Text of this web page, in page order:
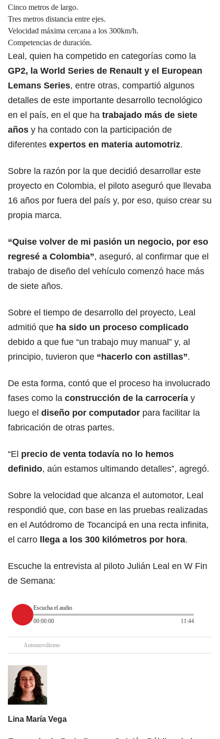
Cinco metros de largo.
Tres metros distancia entre ejes.
Velocidad máxima cercana a los 300km/h.
Competencias de duración.
Leal, quien ha competido en categorías como la
GP2, la World Series de Renault y el European
Lemans Series, entre otras, compartió algunos
detalles de este importante desarrollo tecnológico
en el país, en el que ha trabajado más de siete
años y ha contado con la participación de
diferentes expertos en materia automotriz.
Sobre la razón por la que decidió desarrollar este
proyecto en Colombia, el piloto aseguró que llevaba
16 años por fuera del país y, por eso, quiso crear su
propia marca.
“Quise volver de mi pasión un negocio, por eso
regresé a Colombia”, aseguró, al confirmar que el
trabajo de diseño del vehículo comenzó hace más
de siete años.
Sobre el tiempo de desarrollo del proyecto, Leal
admitió que ha sido un proceso complicado
debido a que fue “un trabajo muy manual” y, al
principio, tuvieron que “hacerlo con astillas”.
De esta forma, contó que el proceso ha involucrado
fases como la construcción de la carrocería y
luego el diseño por computador para facilitar la
fabricación de otras partes.
“El precio de venta todavía no lo hemos
definido, aún estamos ultimando detalles”, agregó.
Sobre la velocidad que alcanza el automotor, Leal
respondió que, con base en las pruebas realizadas
en el Autódromo de Tocancipá en una recta infinita,
el carro llega a los 300 kilómetros por hora.
Escuche la entrevista al piloto Julián Leal en W Fin
de Semana:
Escucha el audio
00:00:00
11:44
Automovilismo
Lina María Vega